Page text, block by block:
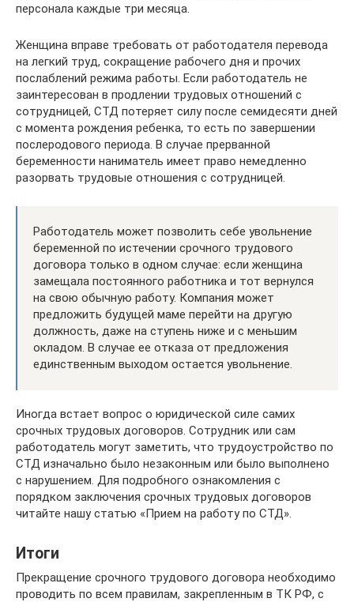
персонала каждые три месяца.
Женщина вправе требовать от работодателя перевода
на легкий труд, сокращение рабочего дня и прочих
послаблений режима работы. Если работодатель не
заинтересован в продлении трудовых отношений с
сотрудницей, СТД потеряет силу после семидесяти дней
с момента рождения ребенка, то есть по завершении
послеродового периода. В случае прерванной
беременности наниматель имеет право немедленно
разорвать трудовые отношения с сотрудницей.
Работодатель может позволить себе увольнение
беременной по истечении срочного трудового
договора только в одном случае: если женщина
замещала постоянного работника и тот вернулся
на свою обычную работу. Компания может
предложить будущей маме перейти на другую
должность, даже на ступень ниже и с меньшим
окладом. В случае ее отказа от предложения
единственным выходом остается увольнение.
Иногда встает вопрос о юридической силе самих
срочных трудовых договоров. Сотрудник или сам
работодатель могут заметить, что трудоустройство по
СТД изначально было незаконным или было выполнено
с нарушением. Для подробного ознакомления с
порядком заключения срочных трудовых договоров
читайте нашу статью «Прием на работу по СТД».
Итоги
Прекращение срочного трудового договора необходимо
проводить по всем правилам, закрепленным в ТК РФ, с